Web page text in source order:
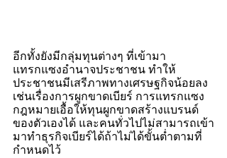
อีกทั้งยังมีกลุ่มทุนต่างๆ ที่เข้ามา
แทรกแซงอำนาจประชาชน ทำให้
ประชาชนมีเสรีภาพทางเศรษฐกิจน้อยลง
เช่นเรื่องการผูกขาดเบียร์ การแทรกแซง
กฎหมายเอื้อให้ทุนผูกขาดสร้างแบรนด์
ของตัวเองได้ และคนทั่วไปไม่สามารถเข้า
มาทำธุรกิจเบียร์ได้ถ้าไม่ได้ขั้นต่ำตามที่
กำหนดไว้